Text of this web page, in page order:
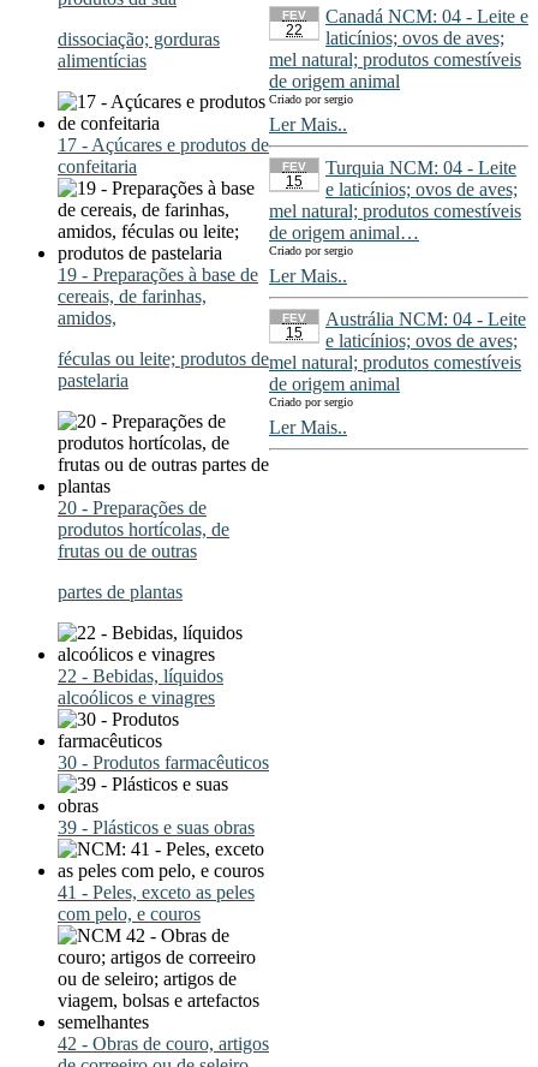
dissociação; gorduras
alimentícias
17 - Açúcares e produtos de
confeitaria
19 - Preparações à base de
cereais, de farinhas,
amidos,
féculas ou leite; produtos de
pastelaria
20 - Preparações de
produtos hortícolas, de
frutas ou de outras
partes de plantas
22 - Bebidas, líquidos
alcoólicos e vinagres
30 - Produtos farmacêuticos
39 - Plásticos e suas obras
41 - Peles, exceto as peles
com pelo, e couros
42 - Obras de couro, artigos
FEV
22
Canadá NCM: 04 - Leite e
laticínios; ovos de aves;
mel natural; produtos comestíveis
de origem animal
Criado por sergio
Ler Mais..
FEV
15
Turquia NCM: 04 - Leite
e laticínios; ovos de aves;
mel natural; produtos comestíveis
de origem animal…
Criado por sergio
Ler Mais..
FEV
15
Austrália NCM: 04 - Leite
e laticínios; ovos de aves;
mel natural; produtos comestíveis
de origem animal
Criado por sergio
Ler Mais..